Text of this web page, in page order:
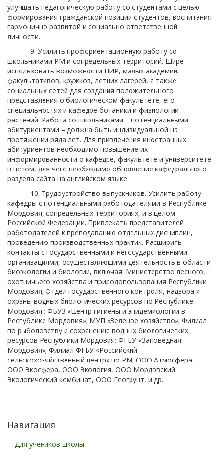
улучшать педагогическую работу со студентами с целью
формирования гражданской позиции студентов, воспитания
гармонично развитой и социально ответственной
личности.
9. Усилить профориентационную работу со
школьниками РМ и сопредельных территорий. Шире
использовать возможности НИР, малых академий,
факультативов, кружков, летних лагерей, а также
социальных сетей для создания положительного
представления о биологическом факультете, его
специальностях и кафедре ботаники и физиологии
растений. Работа со школьниками – потенциальными
абитуриентами – должна быть индивидуальной на
протяжении ряда лет. Для привлечения иностранных
абитуриентов необходимо повышение их
информированности о кафедре, факультете и университете
в целом, для чего необходимо обновление кафедрального
раздела сайта на английском языке.
10. Трудоустройство выпускников. Усилить работу
кафедры с потенциальными работодателями в Республике
Мордовия, сопредельных территориях, и в целом
Российской Федерации. Привлекать представителей
работодателей к преподаванию отдельных дисциплин,
проведению производственных практик. Расширить
контакты с государственными и негосударственными
организациями, осуществляющими деятельность в области
биоэкологии и биологии, включая: Министерство лесного,
охотничьего хозяйства и природопользования Республики
Мордовия; Отдел государственного контроля, надзора и
охраны водных биологических ресурсов по Республике
Мордовия ; ФБУЗ «Центр гигиены и эпидемиологии в
Республике Мордовия»; МУП «Зеленое хозяйство»; Филиал
по рыболовству и сохранению водных биологических
ресурсов Республики Мордовия; ФГБУ «Заповедная
Мордовия»; Филиал ФГБУ «Российский
сельскохозяйственный центр» по РМ; ООО Атмосфера,
ООО Экосфера, ООО Экология, ООО Мордовский
Экологический комбинат, ООО Геогрунт, и др.
Навигация
Для учеников школы